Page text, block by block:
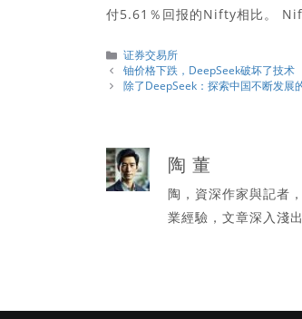
付5.61％回报的Nifty相比。
分
類
证券交易所
铀价格下跌，DeepSeek破坏了技术
除了DeepSeek：探索中国不断发展
陶 董
陶，資深作家與記者
業經驗，文章深入淺